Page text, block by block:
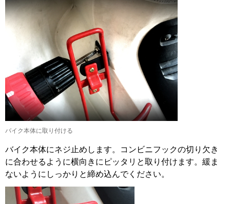
バイク本体に取り付ける
バイク本体にネジ止めします。コンビニフックの切り欠き
に合わせるように横向きにピッタリと取り付けます。緩ま
ないようにしっかりと締め込んでください。